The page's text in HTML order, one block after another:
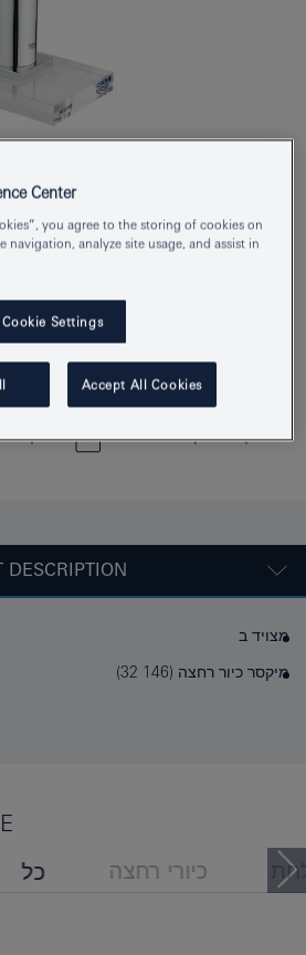
כרום
Find Showroom or Installer
הוסף/י לפנקס הרשימות הוסף/י
DESCRIPTION
מצויד ב
מיקסר כיור רחצה (‎32 146)
כל כיורי רחצה
Center
you agree to the storing of cookies on
navigation, analyze site usage, and assist in
Cookie Settings
Accept All Cookies